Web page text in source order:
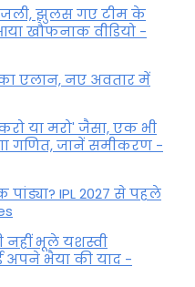
झुलस गए टीम के
खौफनाक वीडियो -
एलान, नए अवतार में
या मरो' जैसा, एक भी
गण‍ित, जानें समीकरण -
IPL 2027 से पहले
नहीं भूले यशस्वी
अपने भैया की याद -